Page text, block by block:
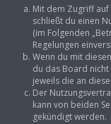
Mit dem Zugriff auf
schließt du einen
(im Folgenden
Regelungen
Wenn du mit
du das Board
jeweils die an
Der
kann von beiden
gekündigt werden.